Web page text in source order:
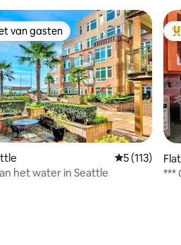
van gasten
van gasten
Gemiddelde
5 (113)
het water in Seattle
***